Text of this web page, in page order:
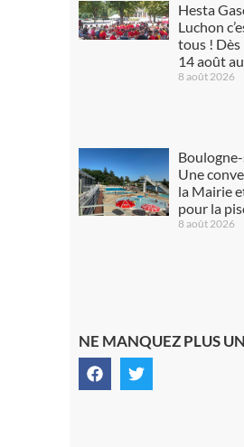
Hesta
Luchon
tous ! Dès
14 août
8 août 2026
Une
la Mairie
pour la
8 août 2026
NE MANQUEZ PLUS